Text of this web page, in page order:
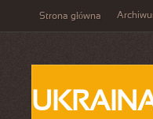
Strona główna